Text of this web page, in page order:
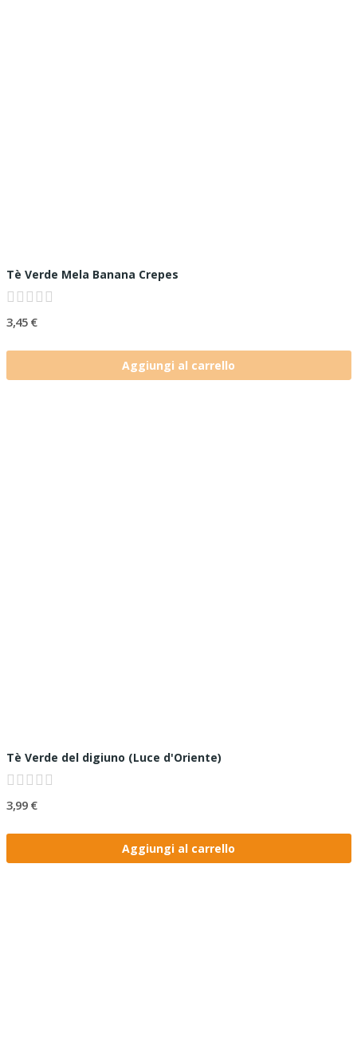
Tè Verde Mela Banana Crepes
3,45 €
Aggiungi al carrello
Tè Verde del digiuno (Luce d'Oriente)
3,99 €
Aggiungi al carrello